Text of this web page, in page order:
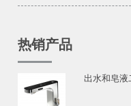
热销产品
出水和皂液